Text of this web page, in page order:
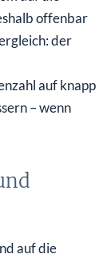
offenbar
der
auf knapp
– wenn
auf die